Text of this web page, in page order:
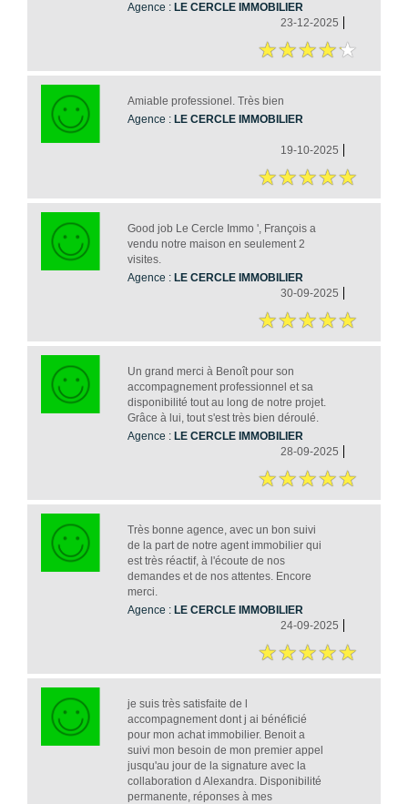
Agence : LE CERCLE IMMOBILIER
23-12-2025
Amiable professionel. Très bien
Agence : LE CERCLE IMMOBILIER
19-10-2025
Good job Le Cercle Immo ', François a
vendu notre maison en seulement 2
visites.
Agence : LE CERCLE IMMOBILIER
30-09-2025
Un grand merci à Benoît pour son
accompagnement professionnel et sa
disponibilité tout au long de notre projet.
Grâce à lui, tout s'est très bien déroulé.
Agence : LE CERCLE IMMOBILIER
28-09-2025
Très bonne agence, avec un bon suivi
de la part de notre agent immobilier qui
est très réactif, à l'écoute de nos
demandes et de nos attentes. Encore
merci.
Agence : LE CERCLE IMMOBILIER
24-09-2025
je suis très satisfaite de l
accompagnement dont j ai bénéficié
pour mon achat immobilier. Benoit a
suivi mon besoin de mon premier appel
jusqu'au jour de la signature avec la
collaboration d Alexandra. Disponibilité
permanente, réponses à mes